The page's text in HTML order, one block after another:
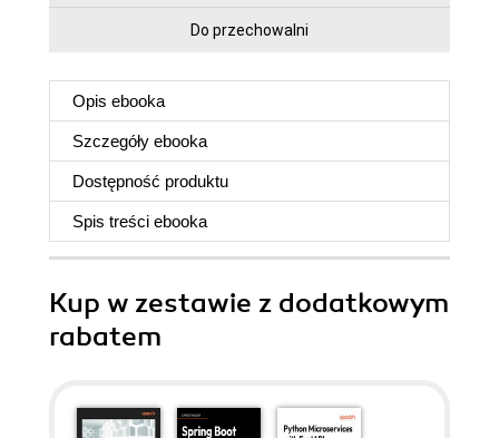
Do przechowalni
Opis ebooka
Szczegóły ebooka
Dostępność produktu
Spis treści ebooka
Kup w zestawie z dodatkowym
rabatem